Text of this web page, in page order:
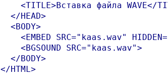
<TITLE>Вставка файла WAVE</
  </HEAD>
  <BODY>
<EMBED SRC="kaas.wav"
    <BGSOUND SRC="kaas.wav">
  </BODY>